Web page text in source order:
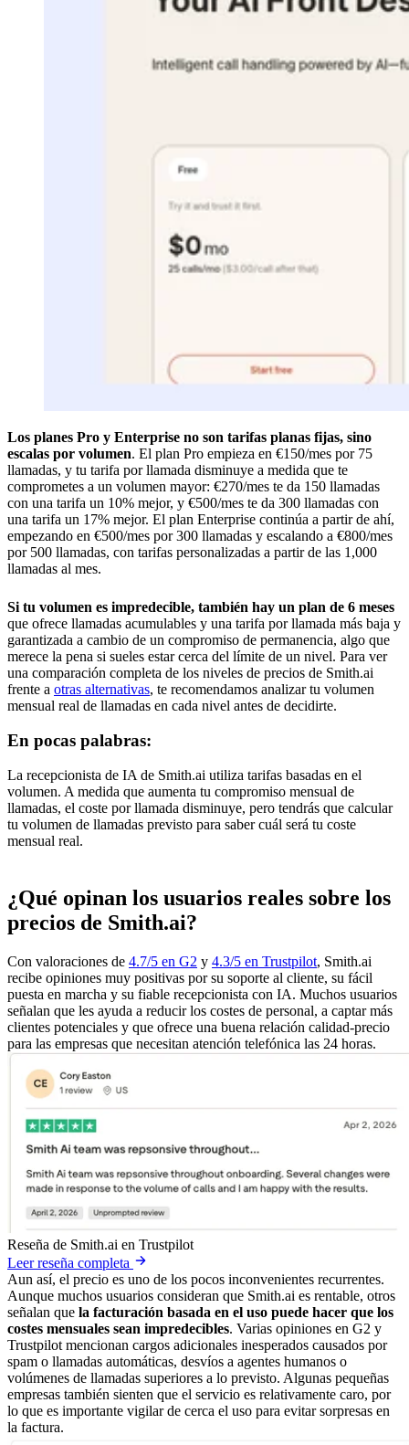
Los planes Pro y Enterprise no son tarifas planas fijas, sino
escalas por volumen. El plan Pro empieza en €150/mes por 75
llamadas, y tu tarifa por llamada disminuye a medida que te
comprometes a un volumen mayor: €270/mes te da 150 llamadas
con una tarifa un 10% mejor, y €500/mes te da 300 llamadas con
una tarifa un 17% mejor. El plan Enterprise continúa a partir de ahí,
empezando en €500/mes por 300 llamadas y escalando a €800/mes
por 500 llamadas, con tarifas personalizadas a partir de las 1,000
llamadas al mes.
Si tu volumen es impredecible, también hay un plan de 6 meses
que ofrece llamadas acumulables y una tarifa por llamada más baja y
garantizada a cambio de un compromiso de permanencia, algo que
merece la pena si sueles estar cerca del límite de un nivel. Para ver
una comparación completa de los niveles de precios de Smith.ai
frente a otras alternativas, te recomendamos analizar tu volumen
mensual real de llamadas en cada nivel antes de decidirte.
En pocas palabras:
La recepcionista de IA de Smith.ai utiliza tarifas basadas en el
volumen. A medida que aumenta tu compromiso mensual de
llamadas, el coste por llamada disminuye, pero tendrás que calcular
tu volumen de llamadas previsto para saber cuál será tu coste
mensual real.
¿Qué opinan los usuarios reales sobre los
precios de Smith.ai?
Con valoraciones de 4.7/5 en G2 y 4.3/5 en Trustpilot, Smith.ai
recibe opiniones muy positivas por su soporte al cliente, su fácil
puesta en marcha y su fiable recepcionista con IA. Muchos usuarios
señalan que les ayuda a reducir los costes de personal, a captar más
clientes potenciales y que ofrece una buena relación calidad-precio
para las empresas que necesitan atención telefónica las 24 horas.
Reseña de Smith.ai en Trustpilot
Leer reseña completa
Aun así, el precio es uno de los pocos inconvenientes recurrentes.
Aunque muchos usuarios consideran que Smith.ai es rentable, otros
señalan que la facturación basada en el uso puede hacer que los
costes mensuales sean impredecibles. Varias opiniones en G2 y
Trustpilot mencionan cargos adicionales inesperados causados por
spam o llamadas automáticas, desvíos a agentes humanos o
volúmenes de llamadas superiores a lo previsto. Algunas pequeñas
empresas también sienten que el servicio es relativamente caro, por
lo que es importante vigilar de cerca el uso para evitar sorpresas en
la factura.